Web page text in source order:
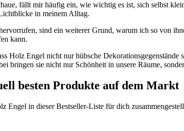
fällt mir häufig ein,‍ wie wichtig ⁢es ⁢ist, ⁣sich‍ selbst
in meinem Alltag.
⁢sind ein weiterer‍ Grund, warum ich so ‌von
‍kann.
Holz Engel nicht nur hübsche
bringen sie nicht nur Schönheit in unsere Räume,
besten⁤ Produkte⁢ auf dem Markt
Engel‍ in dieser Bestseller-Liste für dich